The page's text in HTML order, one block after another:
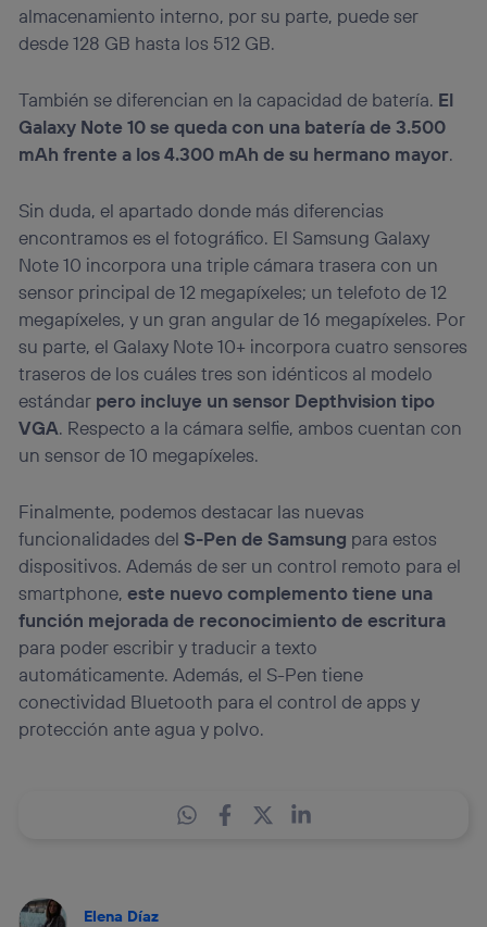
almacenamiento interno, por su parte, puede ser
desde 128 GB hasta los 512 GB.
También se diferencian en la capacidad de batería. El
Galaxy Note 10 se queda con una batería de 3.500
mAh frente a los 4.300 mAh de su hermano mayor.
Sin duda, el apartado donde más diferencias
encontramos es el fotográfico. El Samsung Galaxy
Note 10 incorpora una triple cámara trasera con un
sensor principal de 12 megapíxeles; un telefoto de 12
megapíxeles, y un gran angular de 16 megapíxeles. Por
su parte, el Galaxy Note 10+ incorpora cuatro sensores
traseros de los cuáles tres son idénticos al modelo
estándar pero incluye un sensor Depthvision tipo
VGA. Respecto a la cámara selfie, ambos cuentan con
un sensor de 10 megapíxeles.
Finalmente, podemos destacar las nuevas
funcionalidades delS-Pen de Samsung para estos
dispositivos. Además de ser un control remoto para el
smartphone,este nuevo complemento tiene una
función mejorada de reconocimiento de escritura
para poder escribir y traducir a texto
automáticamente. Además, el S-Pen tiene
conectividad Bluetooth para el control de apps y
protección ante agua y polvo.
Elena Díaz